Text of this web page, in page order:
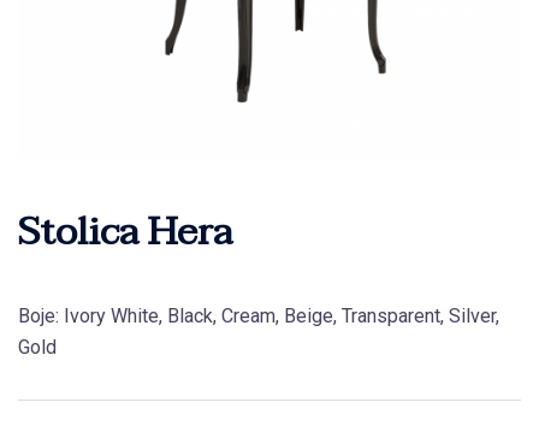
Stolica Hera
Boje: Ivory White, Black, Cream, Beige, Transparent, Silver,
Gold